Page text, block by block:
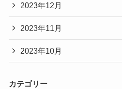
2023年12月
2023年11月
2023年10月
カテゴリー